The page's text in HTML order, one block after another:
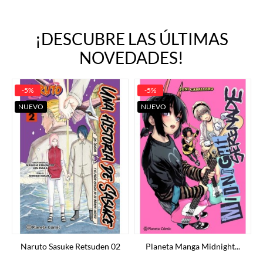
¡DESCUBRE LAS ÚLTIMAS
NOVEDADES!
Naruto Sasuke Retsuden 02
-5%
NUEVO
Planeta Manga Midnight...
-5%
NUEVO